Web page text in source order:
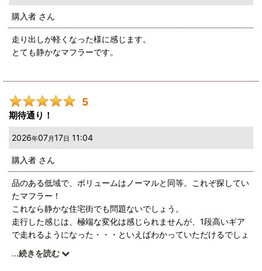
購入者 さん
走り出しが軽くなった様に感じます。
とても静かなマフラーです。
5
期待通り！
2026年07月 17日 11:04
購入者 さん
品のある低域で、ボリュームはノーマルと同等。これぞ探してい
たマフラー！
これなら静かな住宅街でも問題ないでしょう。
走行した感じは、極端な変化は感じられませんが、1段高いギア
で走れるようになった・・・といえばわかっていただけるでしょ
うか。
...続きを読む